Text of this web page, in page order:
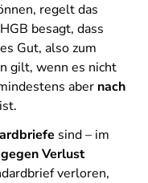
regelt das
besagt, dass
Gut, also zum
gilt, wenn es nicht
aber nach
sind – im
Verlust
verloren,